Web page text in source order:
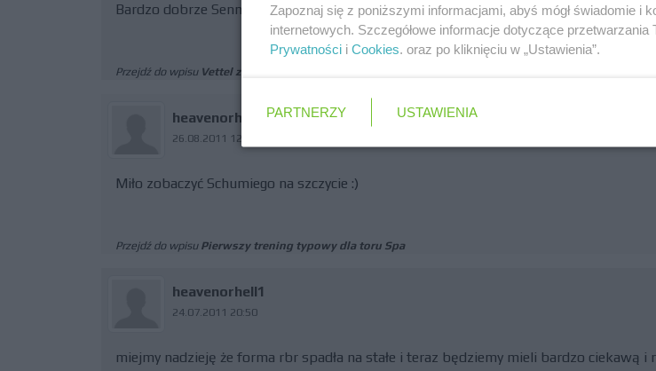
Bardzo dobrze Senna, liczę że na stałe zastąpi Heidfelda :)
Przejdź do wpisu Vettel zdobywa pole position przed GP Belgii
heavenorhell1
26.08.2011 12:15
Miło zobaczyć Schumiego na szczycie :)
Przejdź do wpisu Pierwszy trening typowy dla toru Spa
heavenorhell1
24.07.2011 20:50
miejmy nadzieję że forma rbr spadła na stałe i teraz będziemy mieli bardzo ciekawą i
Zapoznaj się z poniższymi informacjami, abyś mógł świadomie i
internetowych. Szczegółowe informacje dotyczące
Prywatności i Cookies. oraz po kliknięciu w „Ustawienia”.
PARTNERZY USTAWIENIA